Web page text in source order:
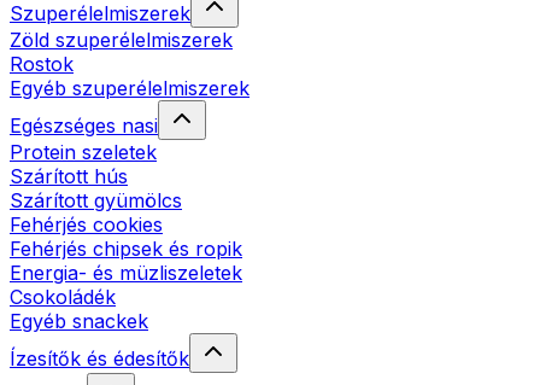
Szuperélelmiszerek
Zöld szuperélelmiszerek
Rostok
Egyéb szuperélelmiszerek
Egészséges nasi
Protein szeletek
Szárított hús
Szárított gyümölcs
Fehérjés cookies
Fehérjés chipsek és ropik
Energia- és müzliszeletek
Csokoládék
Egyéb snackek
Ízesítők és édesítők